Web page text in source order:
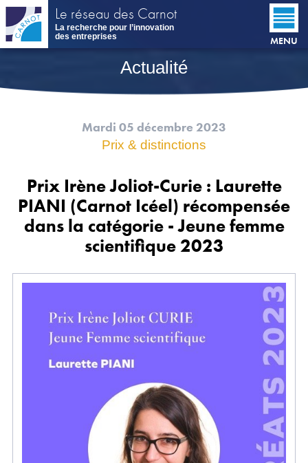
Aller
contenu
principal
Le réseau des Carnot
La recherche pour l’innovation
des entreprises
MENU
Actualité
Mardi 05 décembre 2023
Prix & distinctions
Prix Irène Joliot-Curie : Laurette
PIANI (Carnot Icéel) récompensée
dans la catégorie - Jeune femme
scientifique 2023